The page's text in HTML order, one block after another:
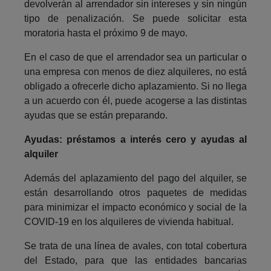
devolverán al arrendador sin intereses y sin ningún
tipo de penalización. Se puede solicitar esta
moratoria hasta el próximo 9 de mayo.
En el caso de que el arrendador sea un particular o
una empresa con menos de diez alquileres, no está
obligado a ofrecerle dicho aplazamiento. Si no llega
a un acuerdo con él, puede acogerse a las distintas
ayudas que se están preparando.
Ayudas: préstamos a interés cero y ayudas al
alquiler
Además del aplazamiento del pago del alquiler, se
están desarrollando otros paquetes de medidas
para minimizar el impacto económico y social de la
COVID-19 en los alquileres de vivienda habitual.
Se trata de una línea de avales, con total cobertura
del Estado, para que las entidades bancarias